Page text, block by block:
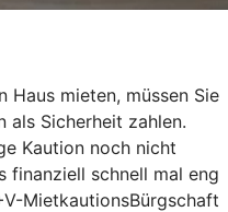
Haus mieten, müssen Sie
als Sicherheit zahlen.
Kaution noch nicht
finanziell schnell mal eng
MietkautionsBürgschaft